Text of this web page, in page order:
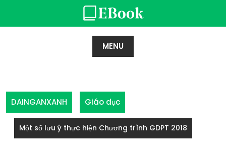
content
MENU
DAINGANXANH Giáo dục
Một số lưu ý thực hiện Chương trình GDPT 2018